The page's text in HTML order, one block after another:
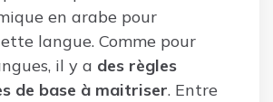
en arabe pour
langue. Comme pour
il y a des règles
de base à maitriser. Entre